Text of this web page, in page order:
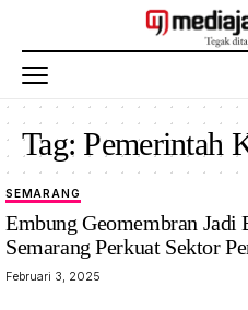
Tag:Pemerintah
SEMARANG
Embung Geomembran
Semarang Perkuat Sektor
Februari 3, 2025